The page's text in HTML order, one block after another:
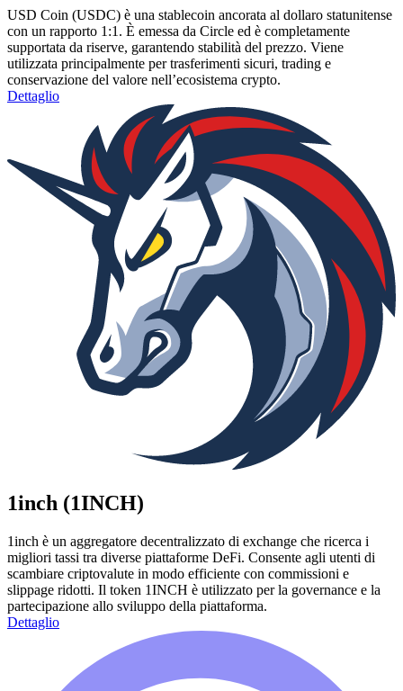
USD Coin (USDC) è una stablecoin ancorata al dollaro statunitense
con un rapporto 1:1. È emessa da Circle ed è completamente
supportata da riserve, garantendo stabilità del prezzo. Viene
utilizzata principalmente per trasferimenti sicuri, trading e
conservazione del valore nell’ecosistema crypto.
Dettaglio
1inch (1INCH)
1inch è un aggregatore decentralizzato di exchange che ricerca i
migliori tassi tra diverse piattaforme DeFi. Consente agli utenti di
scambiare criptovalute in modo efficiente con commissioni e
slippage ridotti. Il token 1INCH è utilizzato per la governance e la
partecipazione allo sviluppo della piattaforma.
Dettaglio